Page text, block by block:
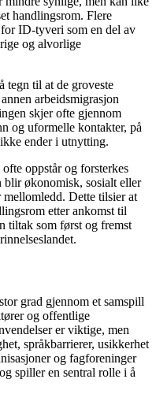
handlingsrom. Flere
ID-tyveri som en del av
og alvorlige
tegn til at de groveste
arbeidsmigrasjon
skjer ofte gjennom
og uformelle kontakter, på
ender i utnytting.
oppstår og forsterkes
blir økonomisk, sosialt eller
Dette tilsier at
etter ankomst til
tiltak som først og fremst
grad gjennom et samspill
og offentlige
er viktige, men
språkbarrierer, usikkerhet
og fagforeninger
spiller en sentral rolle i å